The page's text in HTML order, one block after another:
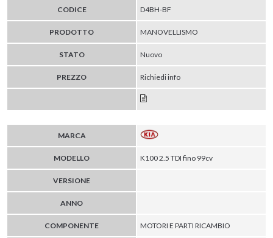
CODICE D4BH-BF
PRODOTTO MANOVELLISMO
STATO Nuovo
PREZZO Richiedi info
MARCA
MODELLO K100 2.5 TDI fino 99cv
VERSIONE
ANNO
COMPONENTE MOTORI E PARTI RICAMBIO